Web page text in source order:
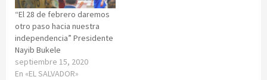
“El 28 de febrero daremos
otro paso hacia nuestra
independencia” Presidente
Nayib Bukele
septiembre 15, 2020
En «EL SALVADOR»